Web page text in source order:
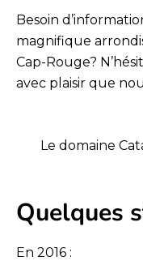
Besoin
magnifique
Cap-Rouge?
avec plaisir que
Le domaine
Quelques
En 2016 :